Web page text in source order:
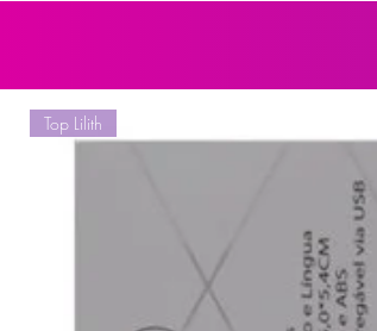
tamanhos
Tiras: Poliéter
Cuidados e
Limpeza:
e a
Top Lilith